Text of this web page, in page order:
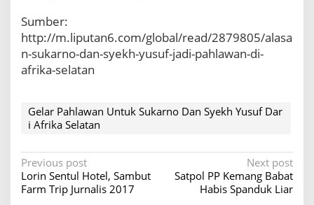
Sumber:
http://m.liputan6.com/global/read/2879805/alasa
n-sukarno-dan-syekh-yusuf-jadi-pahlawan-di-
afrika-selatan
Gelar Pahlawan Untuk Sukarno Dan Syekh Yusuf Dar
i Afrika Selatan
P
o
Previous post
Lorin Sentul Hotel, Sambut
Farm Trip Jurnalis 2017
Next post
Satpol PP Kemang Babat
Habis Spanduk Liar